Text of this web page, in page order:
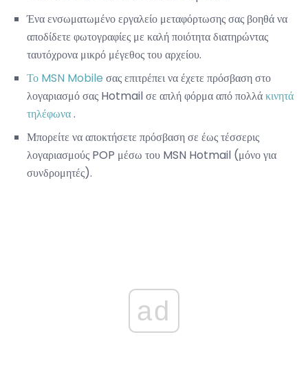
Ένα ενσωματωμένο εργαλείο μεταφόρτωσης σας βοηθά να
αποδίδετε φωτογραφίες με καλή ποιότητα διατηρώντας
ταυτόχρονα μικρό μέγεθος του αρχείου.
Το MSN Mobile σας επιτρέπει να έχετε πρόσβαση στο
λογαριασμό σας Hotmail σε απλή φόρμα από πολλάκινητά
τηλέφωνα.
Μπορείτε να αποκτήσετε πρόσβαση σε έως τέσσερις
λογαριασμούς POP μέσω του MSN Hotmail (μόνο για
συνδρομητές).
ad